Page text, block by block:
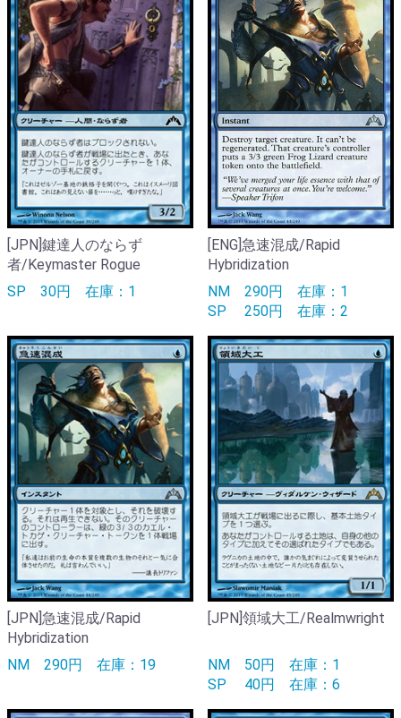
[JPN]鍵達人のならず
者/Keymaster Rogue
SP 30円 在庫：1
[ENG]急速混成/Rapid
Hybridization
NM 290円 在庫：1
SP
250円 在庫：2
[JPN]急速混成/Rapid
Hybridization
NM 290円 在庫：19
[JPN]領域大工/Realmwright
NM 50円 在庫：1
SP
40円 在庫：6